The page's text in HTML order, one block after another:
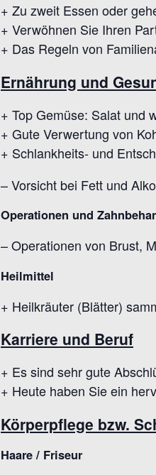
+ Zu zweit Essen oder
+ Verwöhnen Sie Ihren
+ Das Regeln von
Ernährung und
+ Top Gemüse: Salat und
+ Gute Verwertung von
+ Schlankheits- und
– Vorsicht bei Fett und
Operationen und
– Operationen von Brust,
Heilmittel
+ Heilkräuter (Blätter)
Karriere und Beruf
+ Es sind sehr gute
+ Heute haben Sie ein
Körperpflege bzw.
Haare / Friseur